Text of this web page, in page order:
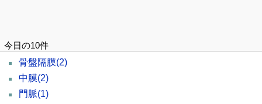
今日の10件
骨盤隔膜(2)
中膜(2)
門脈(1)